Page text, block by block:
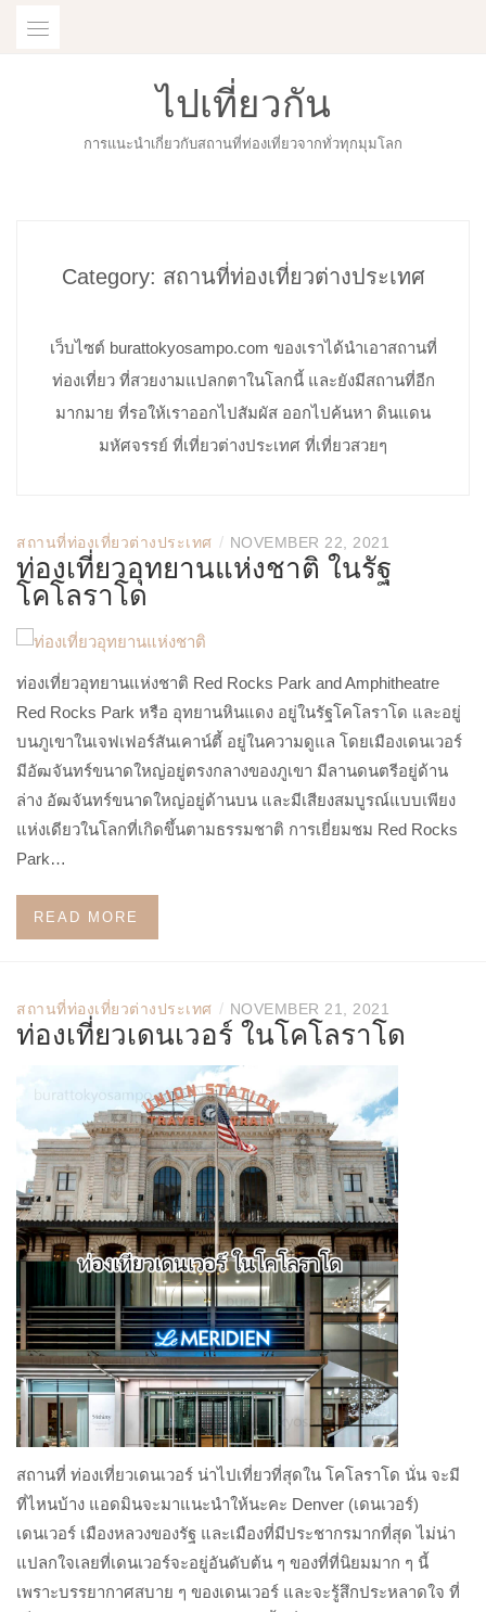
ไปเที่ยวกัน
การแนะนำเกี่ยวกับสถานที่ท่องเที่ยวจากทั่วทุกมุมโลก
Category: สถานที่ท่องเที่ยวต่างประเทศ
เว็บไซต์ burattokyosampo.com ของเราได้นำเอาสถานที่
ท่องเที่ยว ที่สวยงามแปลกตาในโลกนี้ และยังมีสถานที่อีก
มากมาย ที่รอให้เราออกไปสัมผัส ออกไปค้นหา ดินแดน
มหัศจรรย์ ที่เที่ยวต่างประเทศ ที่เที่ยวสวยๆ
สถานที่ท่องเที่ยวต่างประเทศ / NOVEMBER 22, 2021
ท่องเที่ยวอุทยานแห่งชาติ ในรัฐ
โคโลราโด
ท่องเที่ยวอุทยานแห่งชาติ Red Rocks Park and Amphitheatre
Red Rocks Park หรือ อุทยานหินแดง อยู่ในรัฐโคโลราโด และอยู่
บนภูเขาในเจฟเฟอร์สันเคาน์ตี้ อยู่ในความดูแล โดยเมืองเดนเวอร์
มีอัฒจันทร์ขนาดใหญ่อยู่ตรงกลางของภูเขา มีลานดนตรีอยู่ด้าน
ล่าง อัฒจันทร์ขนาดใหญ่อยู่ด้านบน และมีเสียงสมบูรณ์แบบเพียง
แห่งเดียวในโลกที่เกิดขึ้นตามธรรมชาติ การเยี่ยมชม Red Rocks
Park…
READ MORE
สถานที่ท่องเที่ยวต่างประเทศ / NOVEMBER 21, 2021
ท่องเที่ยวเดนเวอร์ ในโคโลราโด
สถานที่ ท่องเที่ยวเดนเวอร์ น่าไปเที่ยวที่สุดใน โคโลราโด นั่น จะมี
ที่ไหนบ้าง แอดมินจะมาแนะนำให้นะคะ Denver (เดนเวอร์)
เดนเวอร์ เมืองหลวงของรัฐ และเมืองที่มีประชากรมากที่สุด ไม่น่า
แปลกใจเลยที่เดนเวอร์จะอยู่อันดับต้น ๆ ของที่ที่นิยมมาก ๆ นี้
เพราะบรรยากาศสบาย ๆ ของเดนเวอร์ และจะรู้สึกประหลาดใจ ที่